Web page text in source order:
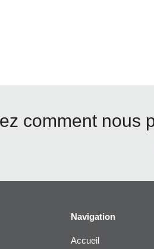
comment nous
Navigation
Accueil